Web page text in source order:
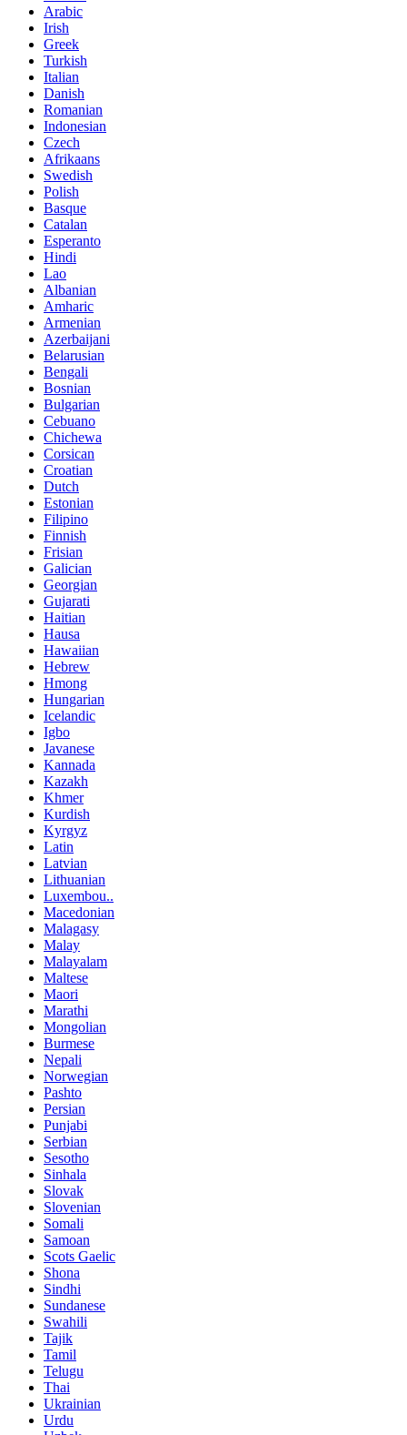
Arabic
Irish
Greek
Turkish
Italian
Danish
Romanian
Indonesian
Czech
Afrikaans
Swedish
Polish
Basque
Catalan
Esperanto
Hindi
Lao
Albanian
Amharic
Armenian
Azerbaijani
Belarusian
Bengali
Bosnian
Bulgarian
Cebuano
Chichewa
Corsican
Croatian
Dutch
Estonian
Filipino
Finnish
Frisian
Galician
Georgian
Gujarati
Haitian
Hausa
Hawaiian
Hebrew
Hmong
Hungarian
Icelandic
Igbo
Javanese
Kannada
Kazakh
Khmer
Kurdish
Kyrgyz
Latin
Latvian
Lithuanian
Luxembou..
Macedonian
Malagasy
Malay
Malayalam
Maltese
Maori
Marathi
Mongolian
Burmese
Nepali
Norwegian
Pashto
Persian
Punjabi
Serbian
Sesotho
Sinhala
Slovak
Slovenian
Somali
Samoan
Scots Gaelic
Shona
Sindhi
Sundanese
Swahili
Tajik
Tamil
Telugu
Thai
Ukrainian
Urdu